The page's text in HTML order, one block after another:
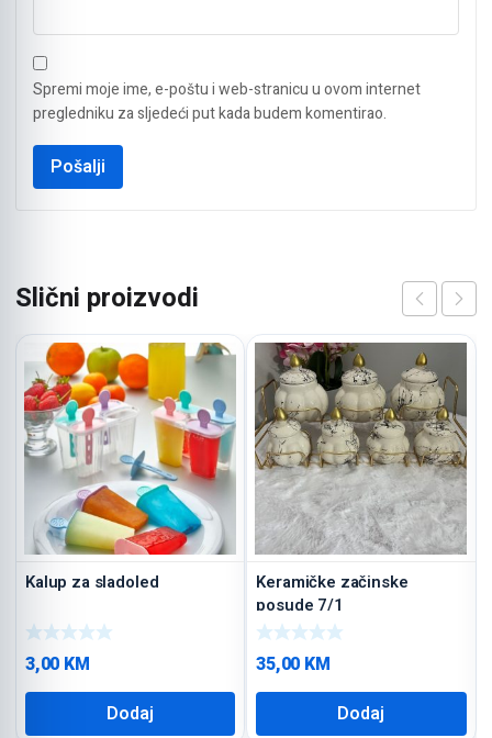
Spremi moje ime, e-poštu i web-stranicu u ovom internet
pregledniku za sljedeći put kada budem komentirao.
Slični proizvodi
Kalup za sladoled
3,00 KM
Dodaj
Keramičke začinske
posude 7/1
35,00 KM
Dodaj